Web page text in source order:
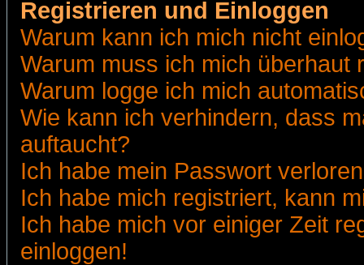
Registrieren und Einloggen
Warum kann ich mich nicht
Warum muss ich mich überhaut
Warum logge ich mich
Wie kann ich verhindern, dass
auftaucht?
Ich habe mein Passwort
Ich habe mich registriert, kann
Ich habe mich vor einiger Zeit
einloggen!